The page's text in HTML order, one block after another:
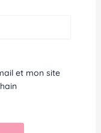
et mon site